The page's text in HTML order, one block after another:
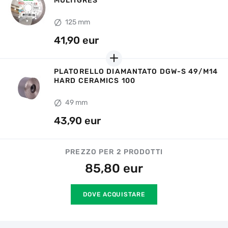
È possibile restituire la merce entro 14 giorni dalla data di
acquisto, se l'imballaggio originale è intatto e non ci sono
125 mm
41,90 eur
PLATORELLO DIAMANTATO DGW-S 49/M14
HARD CERAMICS 100
49 mm
43,90 eur
49 mm
PREZZO PER 2 PRODOTTI
85,80 eur
DOVE ACQUISTARE